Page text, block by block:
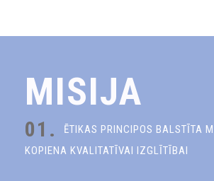
MISIJA
01.
ĒTIKAS PRINCIPOS BALSTĪTA
KOPIENA KVALITATĪVAI IZGLĪTĪBAI